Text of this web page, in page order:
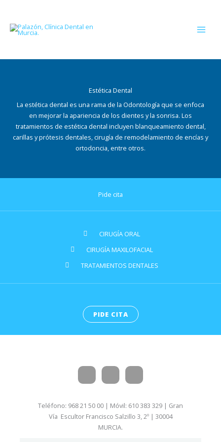
contenido
Estética Dental
La estética dental es una rama de la Odontología que se enfoca
en mejorar la apariencia de los dientes y la sonrisa. Los
tratamientos de estética dental incluyen blanqueamiento dental,
carillas y prótesis dentales, cirugía de remodelamiento de encías y
ortodoncia, entre otros.
Pide cita
CIRUGÍA ORAL
CIRUGÍA MAXILOFACIAL
TRATAMIENTOS DENTALES
PIDE CITA
Teléfono: 968 21 50 00 | Móvil: 610 383 329 | Gran
Vía Escultor Francisco Salzillo 3, 2º | 30004
MURCIA.